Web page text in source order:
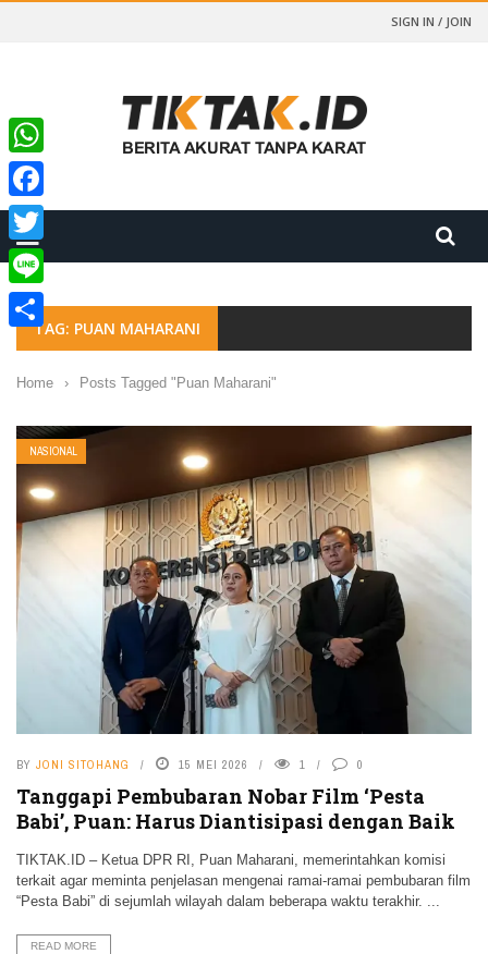
SIGN IN / JOIN
TAG: PUAN MAHARANI
Home › Posts Tagged "Puan Maharani"
NASIONAL
BY JONI SITOHANG 15 MEI 2026 1 0
Tanggapi Pembubaran Nobar Film ‘Pesta
Babi’, Puan: Harus Diantisipasi dengan Baik
TIKTAK.ID – Ketua DPR RI, Puan Maharani, memerintahkan komisi
terkait agar meminta penjelasan mengenai ramai-ramai pembubaran film
“Pesta Babi” di sejumlah wilayah dalam beberapa waktu terakhir. ...
READ MORE
WhatsApp
Facebook
Twitter
Line